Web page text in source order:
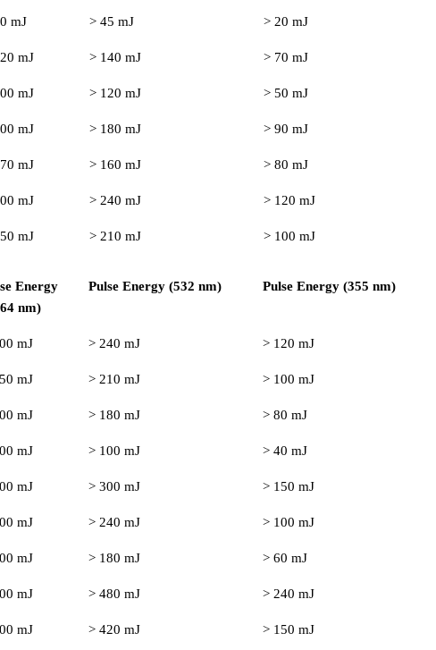
mJ > 45 mJ > 20 mJ
mJ > 140 mJ > 70 mJ
mJ > 120 mJ > 50 mJ
mJ > 180 mJ > 90 mJ
mJ > 160 mJ > 80 mJ
mJ > 240 mJ > 120 mJ
mJ > 210 mJ > 100 mJ
Energy
nm)
Pulse Energy (532 nm) Pulse Energy (355 nm)
mJ > 240 mJ > 120 mJ
mJ > 210 mJ > 100 mJ
mJ > 180 mJ > 80 mJ
mJ > 100 mJ > 40 mJ
mJ > 300 mJ > 150 mJ
mJ > 240 mJ > 100 mJ
mJ > 180 mJ > 60 mJ
mJ > 480 mJ > 240 mJ
mJ > 420 mJ > 150 mJ